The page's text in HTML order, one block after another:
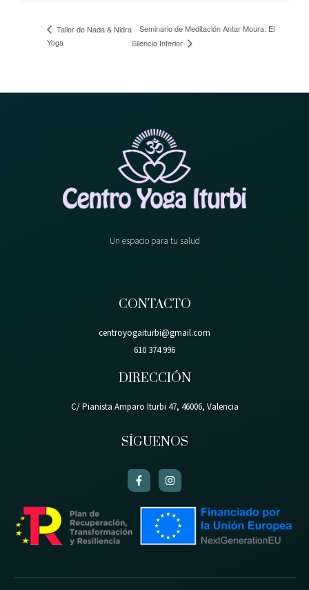
Taller de Nada & Nidra
Yoga
Seminario de Meditación Antar Moura: El
Silencio Interior
Un espacio para tu salud
CONTACTO
centroyogaiturbi@gmail.com
610 374 996
DIRECCIÓN
C/ Pianista Amparo Iturbi 47, 46006, Valencia
SÍGUENOS